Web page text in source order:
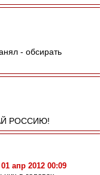
- обсирать
РОССИЮ!
апр 2012 00:09